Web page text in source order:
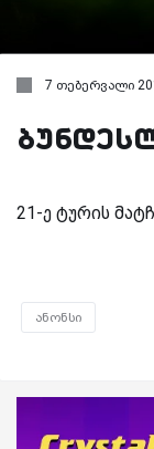
7 თებერვალი
21-ე ტურის
ანონსი